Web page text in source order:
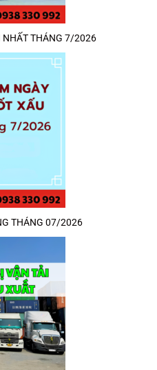
NHẤT THÁNG 7/2026
THÁNG 07/2026